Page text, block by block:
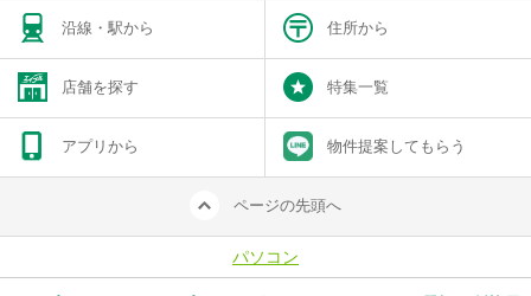
沿線・駅から 住所から
店舗を探す 特集一覧
アプリから 物件提案してもらう
ページの先頭へ
パソコン